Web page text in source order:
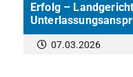
Erfolg –
07.03.2026